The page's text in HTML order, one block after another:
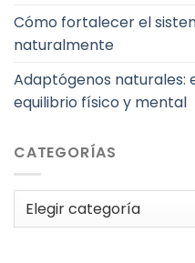
Cómo fortalecer el
naturalmente
Adaptógenos naturales:
equilibrio físico y mental
CATEGORÍAS
Categorías